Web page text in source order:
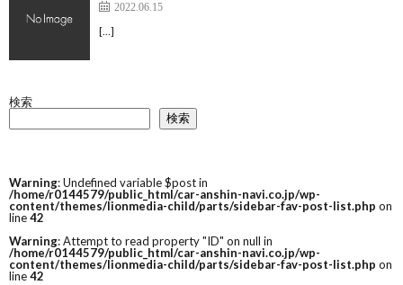
2022.06.15
[…]
検索
検索
Warning: Undefined variable $post in
/home/r0144579/public_html/car-anshin-navi.co.jp/wp-
content/themes/lionmedia-child/parts/sidebar-fav-post-list.php on
line42
Warning: Attempt to read property "ID" on null in
/home/r0144579/public_html/car-anshin-navi.co.jp/wp-
content/themes/lionmedia-child/parts/sidebar-fav-post-list.php on
line42